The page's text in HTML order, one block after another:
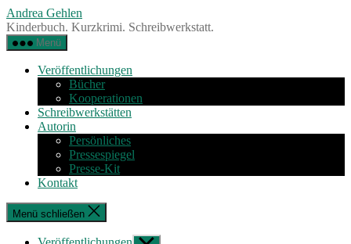
Zum
Inhalt
springen
Andrea Gehlen
Kinderbuch. Kurzkrimi. Schreibwerkstatt.
Menü
Veröffentlichungen
Bücher
Kooperationen
Schreibwerkstätten
Autorin
Persönliches
Pressespiegel
Presse-Kit
Kontakt
Menü schließen